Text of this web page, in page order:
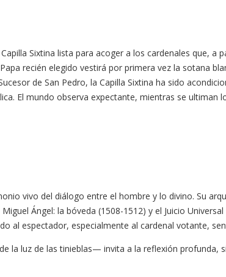
Sixtina lista para acoger a los cardenales que,
recién elegido vestirá por primera vez la sotana
de San Pedro, la Capilla Sixtina ha sido
El mundo observa expectante, mientras se
vivo del diálogo entre el hombre y lo divino. Su
Ángel: la bóveda (1508-1512) y el Juicio
al espectador, especialmente al cardenal votante,
la luz de las tinieblas— invita a la reflexión